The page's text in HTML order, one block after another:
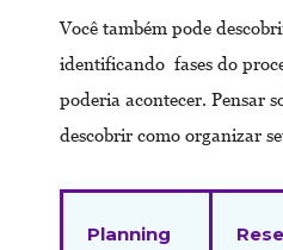
Você também pode
identificando fases do
poderia acontecer. Pensar
descobrir como organizar
Planning